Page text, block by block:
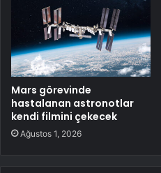
Mars görevinde
hastalanan astronotlar
kendi filmini çekecek
Ağustos 1, 2026